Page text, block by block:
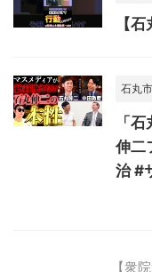
【
石丸
「
伸二
治 #
【衆